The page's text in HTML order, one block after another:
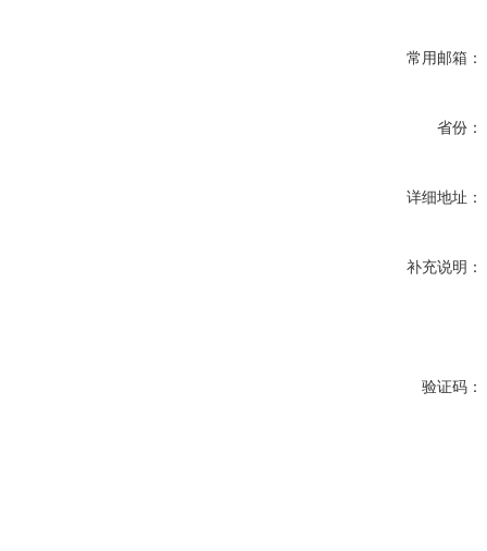
常用邮箱：
省份：
详细地址：
补充说明：
验证码：